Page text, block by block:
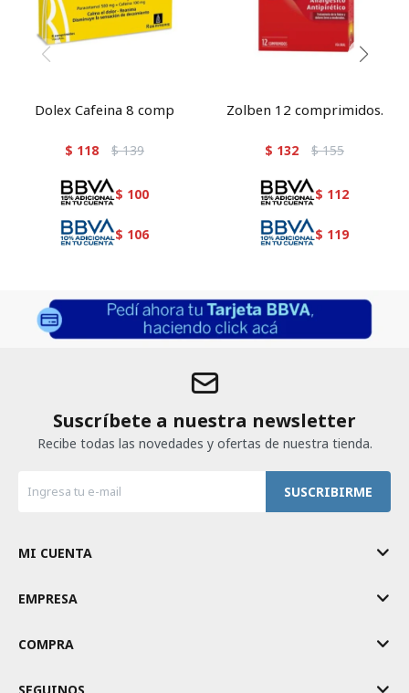
Dolex Cafeina 8 comp
$ 118 $ 139
$ 100
$ 106
Zolben 12 comprimidos.
$ 132 $ 155
$ 112
$ 119
Suscríbete a nuestra newsletter
Recibe todas las novedades y ofertas de nuestra tienda.
SUSCRIBIRME
MI CUENTA
EMPRESA
COMPRA